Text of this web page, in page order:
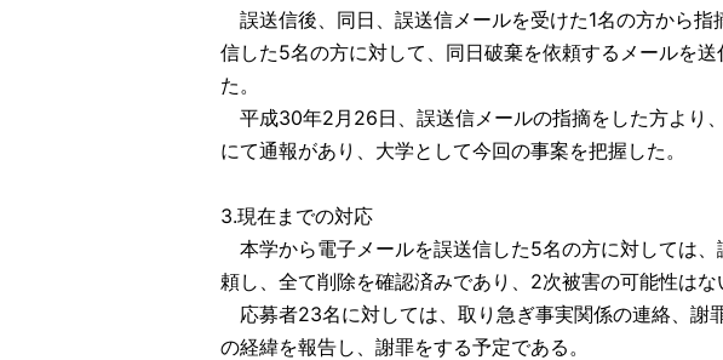
誤送信後、同日、誤送信メールを受けた1名の方から
信した5名の方に対して、同日破棄を依頼するメールを
た。
平成30年2月26日、誤送信メールの指摘をした方より
にて通報があり、大学として今回の事案を把握した。
3.現在までの対応
本学から電子メールを誤送信した5名の方に対しては
頼し、全て削除を確認済みであり、2次被害の可能性はな
応募者23名に対しては、取り急ぎ事実関係の連絡、謝
の経緯を報告し、謝罪をする予定である。